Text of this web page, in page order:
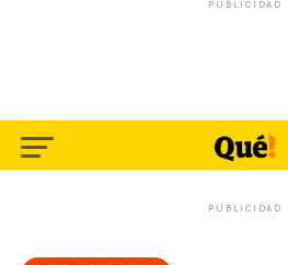
PUBLICIDAD
PUBLICIDAD